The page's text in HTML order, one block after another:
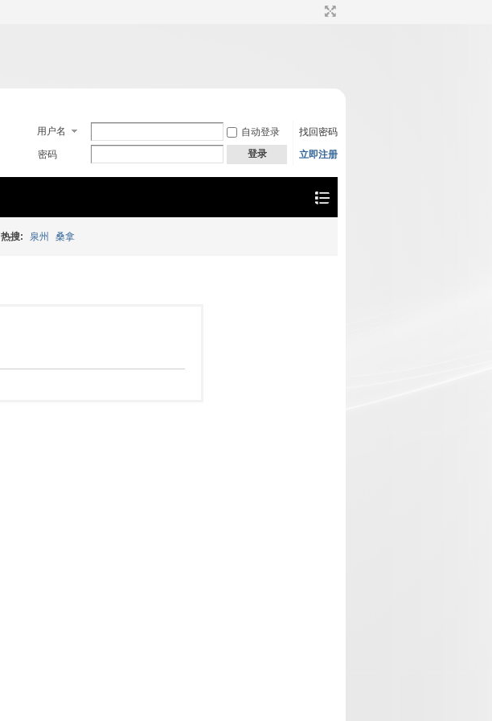
用户名 自动登录
找回密码
密码
登录 立即注册
热搜: 泉州 桑拿